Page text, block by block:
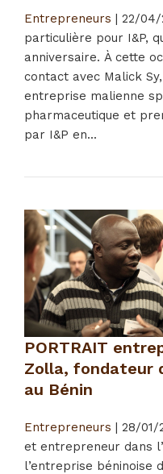
Entrepreneurs | 22/04/
particulière pour I&P,
anniversaire. À cette
contact avec Malick
entreprise malienne
pharmaceutique et
par I&P en...
PORTRAIT
Zolla, fondateur
au Bénin
Entrepreneurs | 28/01/
et entrepreneur dans
l’entreprise béninoise